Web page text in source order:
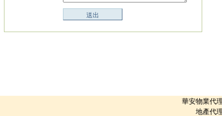
華安物業代
地產代